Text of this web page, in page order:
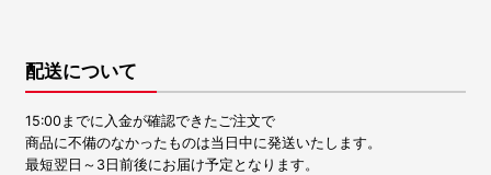
配送について
15:00までに入金が確認できたご注文で
商品に不備のなかったものは当日中に発送いたします。
最短翌日～3日前後にお届け予定となります。